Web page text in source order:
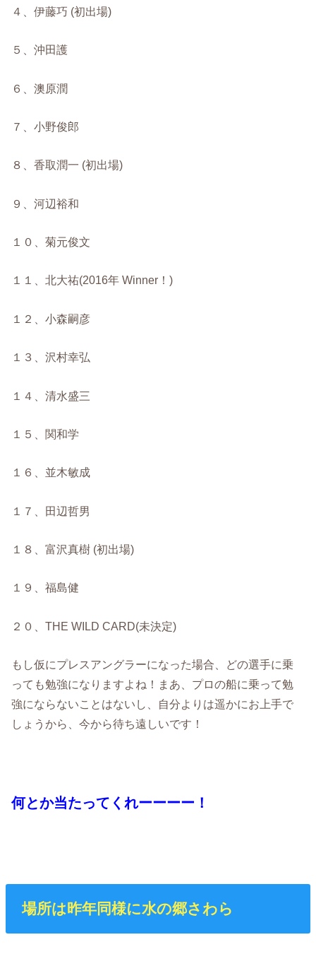
４、伊藤巧 (初出場)
５、沖田護
６、澳原潤
７、小野俊郎
８、香取潤一 (初出場)
９、河辺裕和
１０、菊元俊文
１１、北大祐(2016年 Winner！)
１２、小森嗣彦
１３、沢村幸弘
１４、清水盛三
１５、関和学
１６、並木敏成
１７、田辺哲男
１８、富沢真樹 (初出場)
１９、福島健
２０、THE WILD CARD(未決定)
もし仮にプレスアングラーになった場合、どの選手に乗
っても勉強になりますよね！まあ、プロの船に乗って勉
強にならないことはないし、自分よりは遥かにお上手で
しょうから、今から待ち遠しいです！
何とか当たってくれーーーー！
場所は昨年同様に水の郷さわら